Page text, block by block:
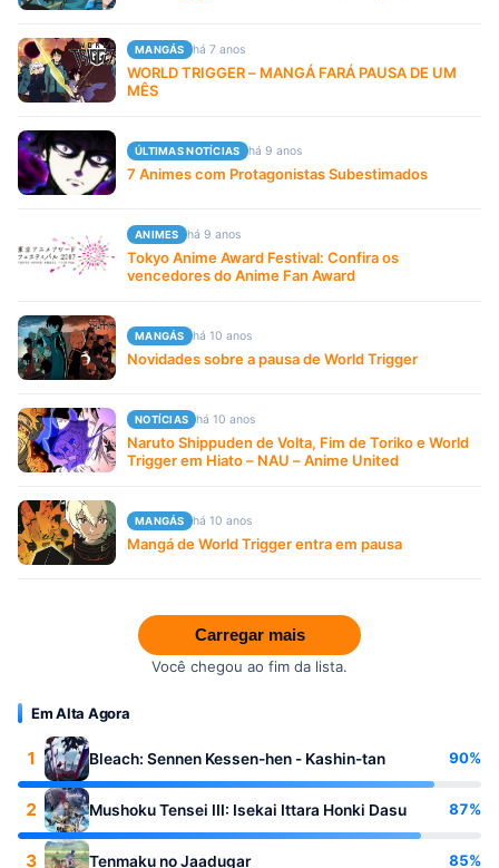
MANGÁS há 7 anos
WORLD TRIGGER – MANGÁ FARÁ PAUSA DE UM
MÊS
ÚLTIMAS NOTÍCIAS há 9 anos
7 Animes com Protagonistas Subestimados
ANIMES há 9 anos
Tokyo Anime Award Festival: Confira os
vencedores do Anime Fan Award
MANGÁS há 10 anos
Novidades sobre a pausa de World Trigger
NOTÍCIAS há 10 anos
Naruto Shippuden de Volta, Fim de Toriko e World
Trigger em Hiato – NAU – Anime United
MANGÁS há 10 anos
Mangá de World Trigger entra em pausa
Carregar mais
Você chegou ao fim da lista.
Em Alta Agora
1 Bleach: Sennen Kessen-hen - Kashin-tan 90%
2 Mushoku Tensei III: Isekai Ittara Honki Dasu 87%
3 Tenmaku no Jaadugar 85%